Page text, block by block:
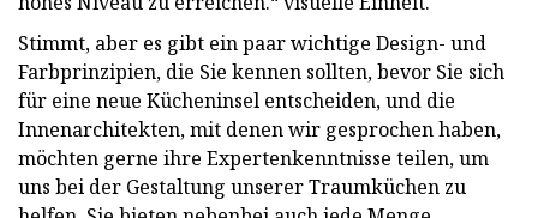
Stimmt, aber es gibt ein paar wichtige Design- und
Farbprinzipien, die Sie kennen sollten, bevor Sie sich
für eine neue Kücheninsel entscheiden, und die
Innenarchitekten, mit denen wir gesprochen haben,
möchten gerne ihre Expertenkenntnisse teilen, um
uns bei der Gestaltung unserer Traumküchen zu